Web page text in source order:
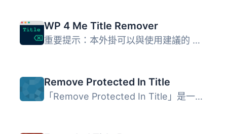
WP 4 Me Title Remover
重要提示：本外掛可以與使用建議的 WP 函數顯示標題的每個佈...
Remove Protected In Title
「Remove Protected In Title」是一個 WordPress 外掛，它可...